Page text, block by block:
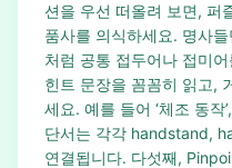
션을 우선 떠올려 보면, 퍼
품사를 의식하세요. 명사
처럼 공통 접두어나 접미
힌트 문장을 꼼꼼히 읽고,
세요. 예를 들어 ‘체조 동작
단서는 각각 handstand,
연결됩니다. 다섯째,